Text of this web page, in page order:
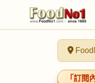
「訂閱